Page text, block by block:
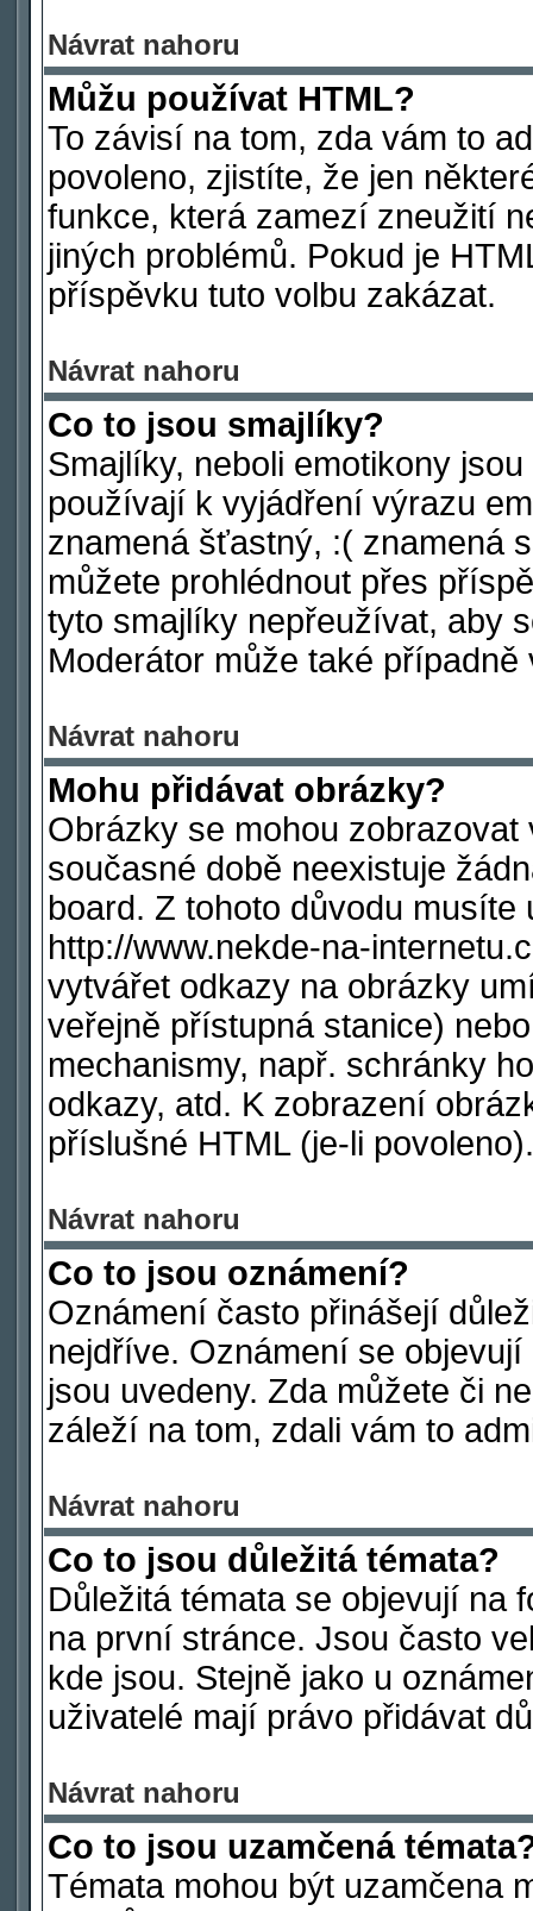
Návrat nahoru
Můžu používat HTML?
To závisí na tom, zda vám to
povoleno, zjistíte, že jen
funkce, která zamezí zneužití
jiných problémů. Pokud je
příspěvku tuto volbu zakázat.
Návrat nahoru
Co to jsou smajlíky?
Smajlíky, neboli emotikony
používají k vyjádření výrazu
znamená šťastný, :( znamená
můžete prohlédnout přes
tyto smajlíky nepřeužívat, aby
Moderátor může také
Návrat nahoru
Mohu přidávat obrázky?
Obrázky se mohou
současné době neexistuje
board. Z tohoto důvodu
http://www.nekde-na-
vytvářet odkazy na obrázky
veřejně přístupná stanice)
mechanismy, např. schránky
odkazy, atd. K zobrazení
příslušné HTML (je-li povoleno).
Návrat nahoru
Co to jsou oznámení?
Oznámení často přinášejí
nejdříve. Oznámení se
jsou uvedeny. Zda můžete či
záleží na tom, zdali vám to
Návrat nahoru
Co to jsou důležitá témata?
Důležitá témata se objevují na
na první stránce. Jsou často
kde jsou. Stejně jako u
uživatelé mají právo přidávat
Návrat nahoru
Co to jsou uzamčená
Témata mohou být uzamčena